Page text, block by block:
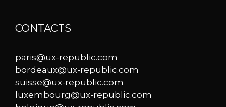
CONTACTS
paris@ux-republic.com
bordeaux@ux-republic.com
suisse@ux-republic.com
luxembourg@ux-republic.com